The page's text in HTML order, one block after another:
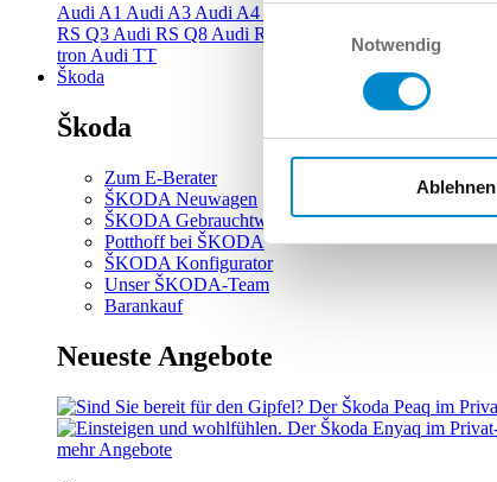
Einwilligungsauswahl
Notwendig
Ablehnen
Audi A1 Audi A3 Audi A4
RS Q3 Audi RS Q8 Audi RS3 Audi RS4 Audi RS5
tron Audi TT
Škoda
Škoda
Zum E-Berater
ŠKODA Neuwagen
ŠKODA Gebrauchtwagen
Potthoff bei ŠKODA
ŠKODA Konfigurator
Unser ŠKODA-Team
Barankauf
Neueste Angebote
mehr Angebote